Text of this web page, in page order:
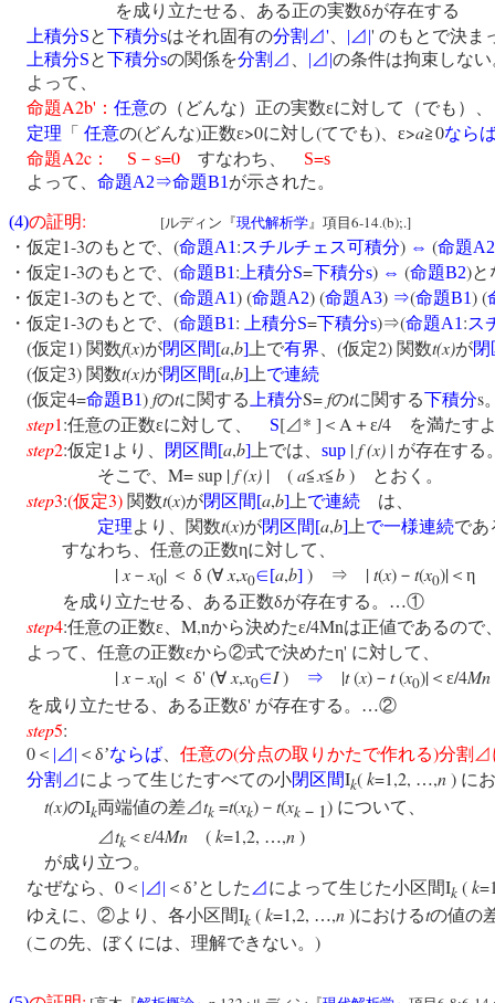
を成り立たせる、ある正の実数δが存在する
上積分Sと下積分sはそれ固有の分割⊿' | ⊿|' のもとで決ま
上積分Sと下積分sの関係を分割⊿ | ⊿|の条件は拘束しない
よって、
命題A2b' ： 任意の（どんな）正の実数εに対して（でも
定理 「 任意の(どんな)正数ε>0に対し(てでも) 、ε>a≧0なら
命題A2c ： S － s=0 すなわち、 S=s
よって、 命題A2⇒命題B1 が示された。
(4)の証明: [ルディン『現代解析学』項目 6-14.(b);.]
・仮定1-3のもとで、 (命題A1 :スチルチェス可積分) ⇔ (命題A2
・仮定1-3のもとで、 (命題B1 : 上積分S=下積分s) ⇔ (命題B2)と
・仮定1-3のもとで、 (命題A1) (命題A2) (命題A3) ⇒(命題B1) (
・仮定1-3のもとで、 (命題B1 : 上積分S=下積分s)⇒(命題A1 :ス
(仮定1) 関数f(x)が閉区間[a,b] 上で有界 (仮定2) 関数t(x)が
(仮定3) 関数t(x)が閉区間[a,b] 上で連続
(仮定4=命題B1)fのtに関する 上積分S=fのtに関する下積分s
step1:任意の正数εに対して、 S[⊿* ] ＜ A ＋ε/4 を満たす
step2:仮定1 より、 閉区間[a,b] 上では、 sup |f (x) | が存在する
そこで、 M= sup |f (x) | (a≦x≦b) とおく。
step3:(仮定3) 関数t(x)が閉区間[a,b] 上で連続 は、
定理より、関数t(x)が閉区間[a,b] 上で一様連続であ
すなわち、任意の正数ηに対して、
|x － x0| ＜ δ (∀ x,x0∈[a,b] ) ⇒ |t(x) － t(x0)| ＜
を成り立たせる、ある正数δが存在する。…①
step4:任意の正数ε、 M,nから決めたε/4Mnは正値であるので
よって、任意の正数εから②式で決めたη' に対して、
| x － x0| ＜ δ' (∀ x,x0∈I) ⇒ |t(x) － t(x0)| ＜ε/4Mn
を成り立たせる、ある正数δ' が存在する。…②
step5:
0 ＜ | ⊿| ＜δ’ならば 任意の(分点の取りかたで作れる)分割⊿
分割 ⊿によって生じたすべての小閉区間Ik(k=1,2, …,n) に
t(x)のIk両端値の差⊿tk =t(xk) － t(xk － 1) について、
⊿tk ＜ε/4Mn (k=1,2, …,n)
が成り立つ。
なぜなら、 0 ＜ | ⊿| ＜δ’とした ⊿によって生じた小区間Ik (k
ゆえに、②より、各小区間Ik (k=1,2, …,n)におけるtの値の
(この先、ぼくには、理解できない。 )